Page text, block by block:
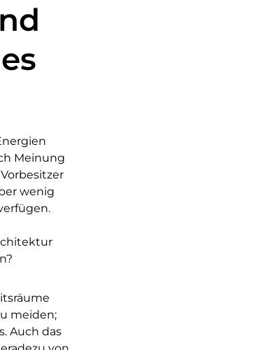
Meinung
wenig
meiden;
Auch das